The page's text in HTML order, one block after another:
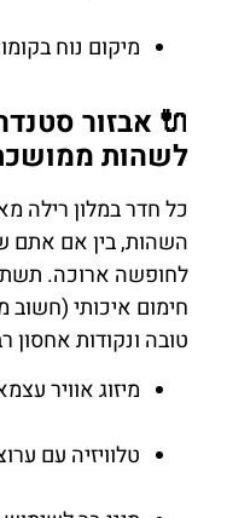
מיקום נוח
🔌 אבזור
לשהות
כל חדר במלון רילה
השהות, בין אם אתם
לחופשה ארוכה.
חימום איכותי
טובה ונקודות אחסון
מיזוג אוויר
טלוויזיה עם